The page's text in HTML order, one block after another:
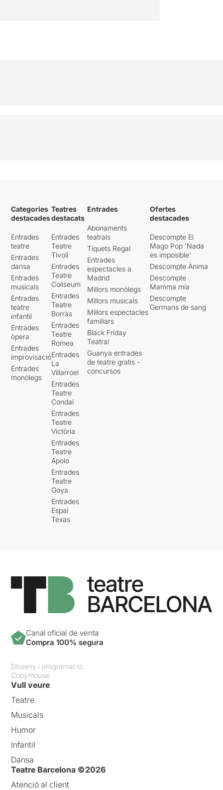
Categories
destacades
Entrades
teatre
Entrades
dansa
Entrades
musicals
Entrades
teatre
infantil
Entrades
òpera
Entrades
improvisació
Entrades
monòlegs
Teatres
destacats
Entrades
Teatre
Tívoli
Entrades
Teatre
Coliseum
Entrades
Teatre
Borràs
Entrades
Teatre
Romea
Entrades
La
Villarroel
Entrades
Teatre
Condal
Entrades
Teatre
Victòria
Entrades
Teatre
Apolo
Entrades
Teatre
Goya
Entrades
Espai
Texas
Entrades
Abonaments
teatrals
Tiquets Regal
Entrades
espectacles a
Madrid
Millors monòlegs
Millors musicals
Millors espectacles
familiars
Black Friday
Teatral
Guanya entrades
de teatre gratis -
concursos
Ofertes
destacades
Descompte El
Mago Pop 'Nada
es imposible'
Descompte Ànima
Descompte
Mamma mia
Descompte
Germans de sang
Canal oficial de venta
Compra 100% segura
Disseny i programació:
Copymouse
Vull veure
Teatre
Musicals
Humor
Infantil
Dansa
Teatre Barcelona ©2026
Atenció al client